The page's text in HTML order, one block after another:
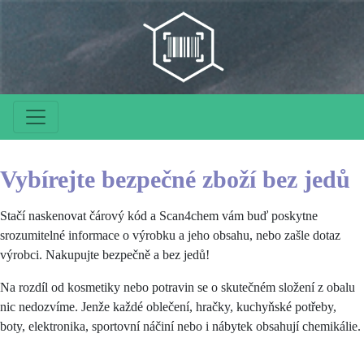
Vybírejte bezpečné zboží bez jedů
Stačí naskenovat čárový kód a Scan4chem vám buď poskytne
srozumitelné informace o výrobku a jeho obsahu, nebo zašle dotaz
výrobci. Nakupujte bezpečně a bez jedů!
Na rozdíl od kosmetiky nebo potravin se o skutečném složení z obalu
nic nedozvíme. Jenže každé oblečení, hračky, kuchyňské potřeby,
boty, elektronika, sportovní náčiní nebo i nábytek obsahují chemikálie.